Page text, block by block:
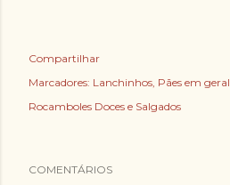
Compartilhar
Marcadores: Lanchinhos Pães em geral
Rocamboles Doces e Salgados
COMENTÁRIOS